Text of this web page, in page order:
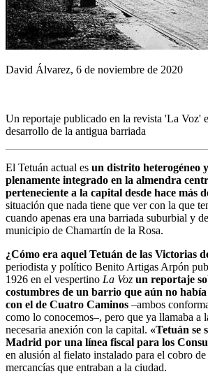
David Álvarez, 6 de noviembre de 2020
Un reportaje publicado en la revista 'La Voz'
desarrollo de la antigua barriada
El Tetuán actual es un distrito heterogéneo
plenamente integrado en la almendra
perteneciente a la capital desde hace más
situación que nada tiene que ver con la que
cuando apenas era una barriada suburbial y
municipio de Chamartín de la Rosa.
¿Cómo era aquel Tetuán de las Victorias
periodista y político Benito Artigas Arpón
1926 en el vespertino La Voz un reportaje
costumbres de un barrio que aún no
con el de Cuatro Caminos –ambos
como lo conocemos–, pero que ya llamaba a
necesaria anexión con la capital. «Tetuán se
Madrid por una línea fiscal para los
en alusión al fielato instalado para el cobro de
mercancías que entraban a la ciudad.